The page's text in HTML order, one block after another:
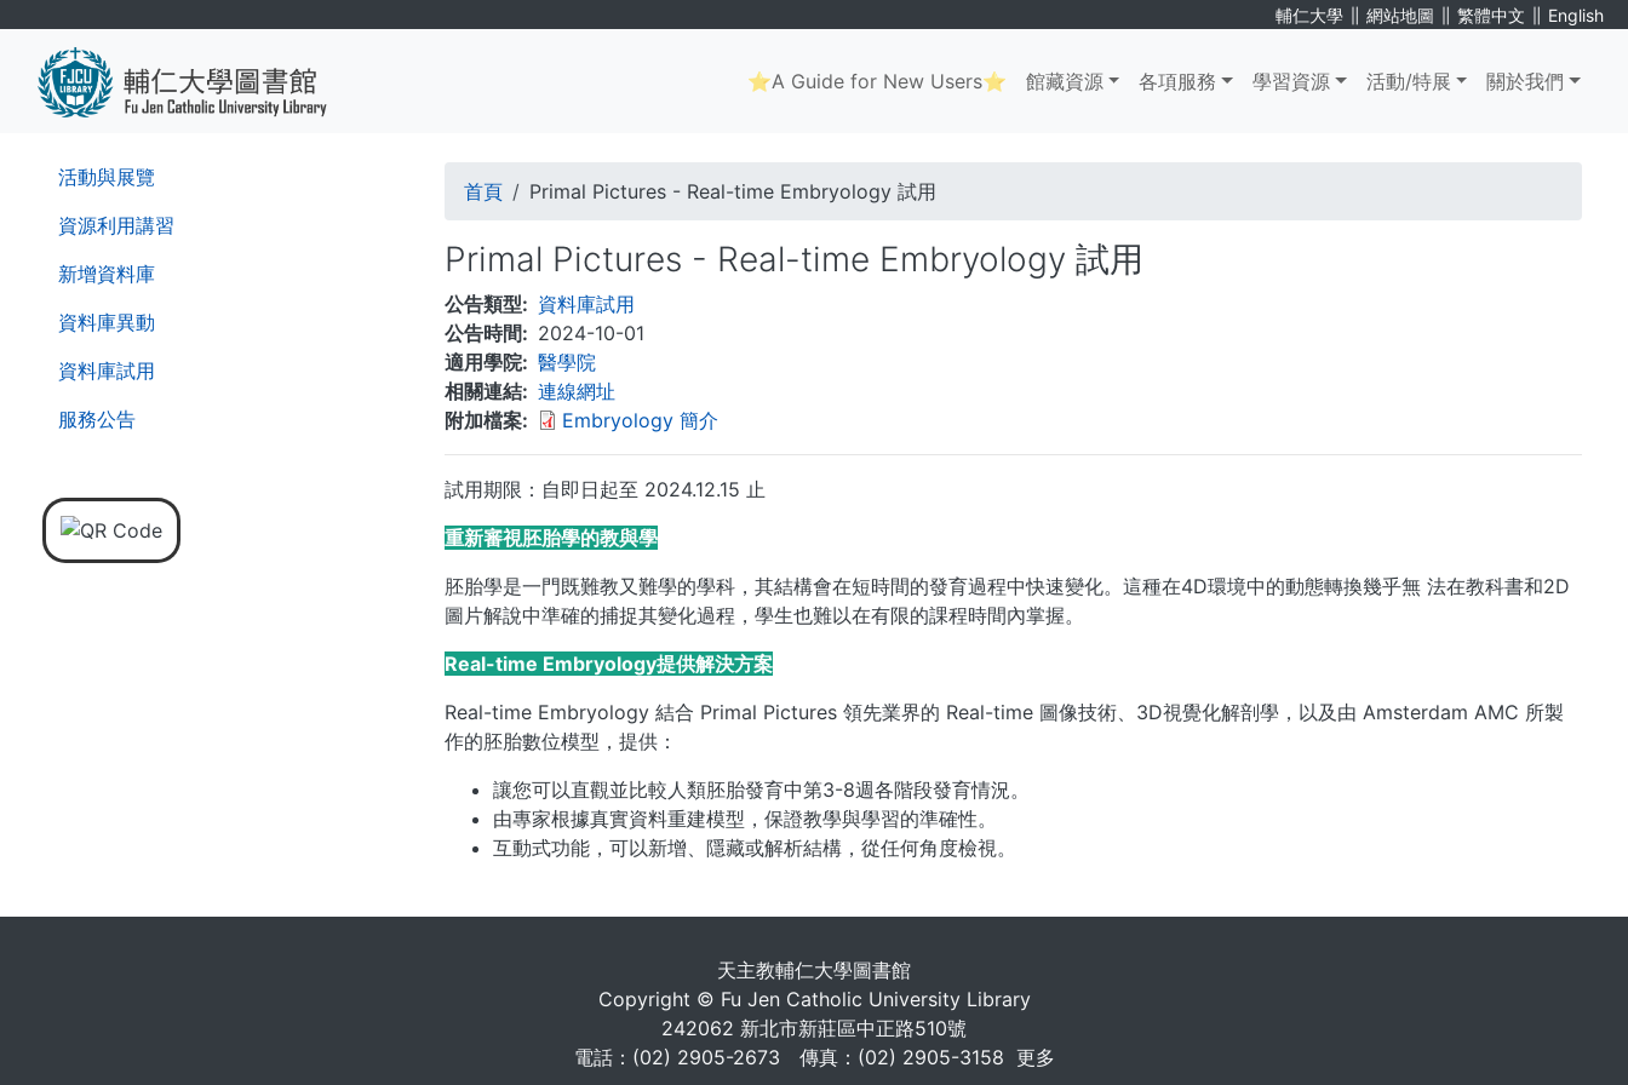
輔仁大學 ∥ 網站地圖 ∥ 繁體中文 ∥ English
Main
navigation
⭐A Guide for New Users⭐ 館藏資源 各項服務 學習資源 活動/特展 關於我們
活動與展覽
資源利用講習
新增資料庫
資料庫異動
資料庫試用
服務公告
導
連
結
首頁 Primal Pictures - Real-time Embryology 試用
Primal Pictures - Real-time Embryology 試用
公告類型
資料庫試用
公告時間
2024-10-01
適用學院
醫學院
相關連結
連線網址
附加檔案
Embryology 簡介
試用期限：自即日起至 2024.12.15 止
重新審視胚胎學的教與學
胚胎學是一門既難教又難學的學科，其結構會在短時間的發育過程中快速變化。這種在4D環境中的動態轉換幾乎無 法在教科書和2D
圖片解說中準確的捕捉其變化過程，學生也難以在有限的課程時間內掌握。
Real-time Embryology提供解決方案
Real-time Embryology 結合 Primal Pictures 領先業界的 Real-time 圖像技術、3D視覺化解剖學，以及由 Amsterdam AMC 所製
作的胚胎數位模型，提供：
讓您可以直觀並比較人類胚胎發育中第3-8週各階段發育情況。
由專家根據真實資料重建模型，保證教學與學習的準確性。
互動式功能，可以新增、隱藏或解析結構，從任何角度檢視。
天主教輔仁大學圖書館
Copyright © Fu Jen Catholic University Library
242062 新北市新莊區中正路510號
電話：(02) 2905-2673 傳真：(02) 2905-3158 更多